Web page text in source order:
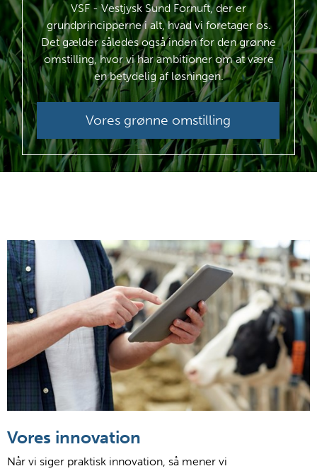
VSF - Vestjysk Sund Fornuft, der er
grundprincipperne i alt, hvad vi foretager os.
Det gælder således også inden for den grønne
omstilling, hvor vi har ambitioner om at være
en betydelig af løsningen.
Vores grønne omstilling
Vores innovation
Når vi siger praktisk innovation, så mener vi